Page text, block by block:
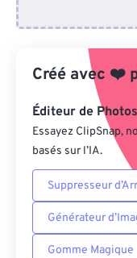
Créé avec ❤️
Éditeur de
Essayez ClipSnap,
basés sur l’IA.
Suppresseur
Générateur
Gomme Magique